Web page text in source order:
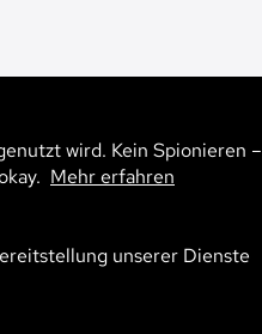
wird. Kein Spionieren –
Mehr erfahren
unserer Dienste